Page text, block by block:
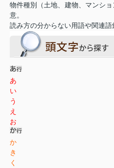
物件種別（土地、建物、マンシ
意。
読み方の分からない用語や関連語
あ
い
う
え
お
か
き
く